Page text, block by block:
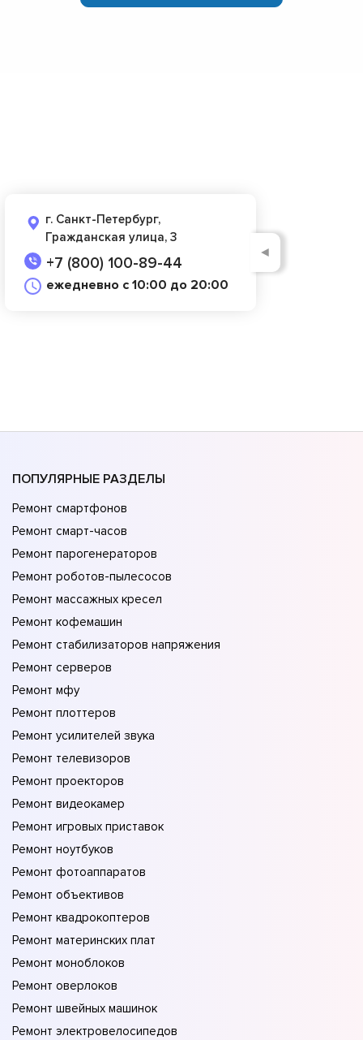
г. Санкт-Петербург,
Гражданская улица, 3
+7 (800) 100-89-44
ежедневно с 10:00 до 20:00
◄
ПОПУЛЯРНЫЕ РАЗДЕЛЫ
Ремонт смартфонов
Ремонт смарт-часов
Ремонт парогенераторов
Ремонт роботов-пылесосов
Ремонт массажных кресел
Ремонт кофемашин
Ремонт стабилизаторов напряжения
Ремонт серверов
Ремонт мфу
Ремонт плоттеров
Ремонт усилителей звука
Ремонт телевизоров
Ремонт проекторов
Ремонт видеокамер
Ремонт игровых приставок
Ремонт ноутбуков
Ремонт фотоаппаратов
Ремонт объективов
Ремонт квадрокоптеров
Ремонт материнских плат
Ремонт моноблоков
Ремонт оверлоков
Ремонт швейных машинок
Ремонт электровелосипедов